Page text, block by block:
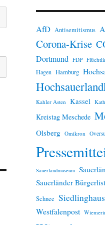
w
AfD Antisemitismus
Corona-Krise
Dortmund FDP
Hagen Hamburg
Kahler Asten Kassel
Kreistag Meschede
Olsberg Omikron
Sauerlandmuseum
Sauerländer
Schnee
Westfalenpost